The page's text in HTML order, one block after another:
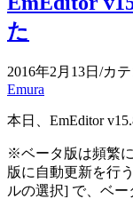
た
2016年2月13日 /カ
Emura
本日、EmEditor
※ベータ版は頻繁
版に自動更新を行
ルの選択] で、ベー